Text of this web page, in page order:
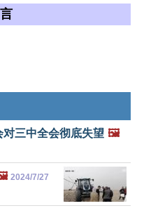
三中全会彻底失望 🖼️
2024/7/27